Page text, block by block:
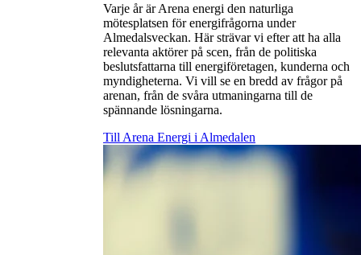
Varje år är Arena energi den naturliga
mötesplatsen för energifrågorna under
Almedalsveckan. Här strävar vi efter att ha alla
relevanta aktörer på scen, från de politiska
beslutsfattarna till energiföretagen, kunderna och
myndigheterna. Vi vill se en bredd av frågor på
arenan, från de svåra utmaningarna till de
spännande lösningarna.
Till Arena Energi i Almedalen